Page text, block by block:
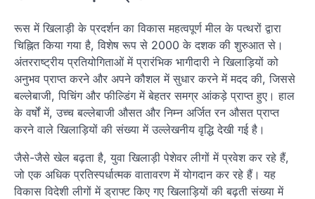
रूस में खिलाड़ी के प्रदर्शन का विकास महत्वपूर्ण मील के पत्थरों द्वारा
चिह्नित किया गया है, विशेष रूप से 2000 के दशक की शुरुआत से।
अंतरराष्ट्रीय प्रतियोगिताओं में प्रारंभिक भागीदारी ने खिलाड़ियों को
अनुभव प्राप्त करने और अपने कौशल में सुधार करने में मदद की, जिससे
बल्लेबाजी, पिचिंग और फील्डिंग में बेहतर समग्र आंकड़े प्राप्त हुए। हाल
के वर्षों में, उच्च बल्लेबाजी औसत और निम्न अर्जित रन औसत प्राप्त
करने वाले खिलाड़ियों की संख्या में उल्लेखनीय वृद्धि देखी गई है।
जैसे-जैसे खेल बढ़ता है, युवा खिलाड़ी पेशेवर लीगों में प्रवेश कर रहे हैं,
जो एक अधिक प्रतिस्पर्धात्मक वातावरण में योगदान कर रहे हैं। यह
विकास विदेशी लीगों में ड्राफ्ट किए गए खिलाड़ियों की बढ़ती संख्या में